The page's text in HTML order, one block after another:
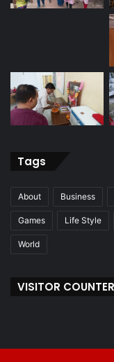
Tags
About Business
Games Life Style
World
VISITOR COUNTER